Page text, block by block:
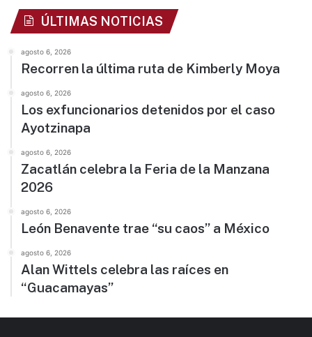
ÚLTIMAS NOTICIAS
agosto 6, 2026
Recorren la última ruta de Kimberly Moya
agosto 6, 2026
Los exfuncionarios detenidos por el caso
Ayotzinapa
agosto 6, 2026
Zacatlán celebra la Feria de la Manzana
2026
agosto 6, 2026
León Benavente trae “su caos” a México
agosto 6, 2026
Alan Wittels celebra las raíces en
“Guacamayas”